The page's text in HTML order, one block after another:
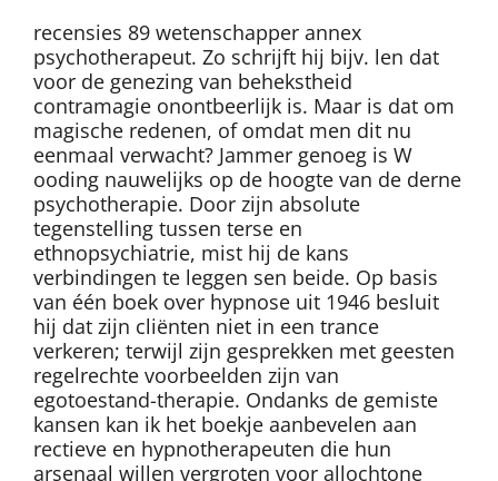
recensies 89 wetenschapper annex
psychotherapeut. Zo schrijft hij bijv. len dat
voor de genezing van behekstheid
contramagie onontbeerlijk is. Maar is dat om
magische redenen, of omdat men dit nu
eenmaal verwacht? Jammer genoeg is W
ooding nauwelijks op de hoogte van de derne
psychotherapie. Door zijn absolute
tegenstelling tussen terse en
ethnopsychiatrie, mist hij de kans
verbindingen te leggen sen beide. Op basis
van één boek over hypnose uit 1946 besluit
hij dat zijn cliënten niet in een trance
verkeren; terwijl zijn gesprekken met geesten
regelrechte voorbeelden zijn van
egotoestand-therapie. Ondanks de gemiste
kansen kan ik het boekje aanbevelen aan
rectieve en hypnotherapeuten die hun
arsenaal willen vergroten voor allochtone